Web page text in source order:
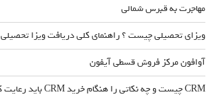
مهاجرت به قبرس شمالی
ویزای تحصیلی چیست ؟ راهنمای کلی دریافت ویزا تحصیلی
آوافون مرکز فروش قسطی آیفون
CRM چیست و چه نکاتی را هنگام خرید CRM باید رعایت کرد؟